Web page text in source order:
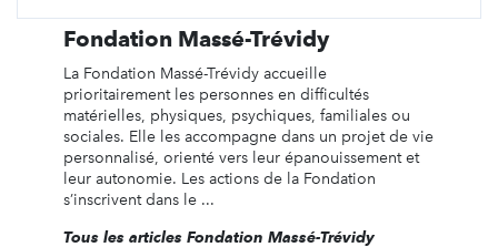
Fondation Massé-Trévidy
La Fondation Massé-Trévidy accueille
prioritairement les personnes en difficultés
matérielles, physiques, psychiques, familiales ou
sociales. Elle les accompagne dans un projet de vie
personnalisé, orienté vers leur épanouissement et
leur autonomie. Les actions de la Fondation
s’inscrivent dans le ...
Tous les articles Fondation Massé-Trévidy